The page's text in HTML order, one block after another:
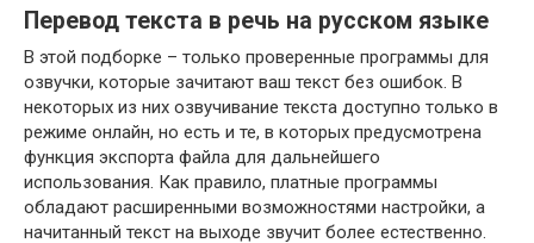
Перевод текста в речь на русском языке
В этой подборке – только проверенные программы для
озвучки, которые зачитают ваш текст без ошибок. В
некоторых из них озвучивание текста доступно только в
режиме онлайн, но есть и те, в которых предусмотрена
функция экспорта файла для дальнейшего
использования. Как правило, платные программы
обладают расширенными возможностями настройки, а
начитанный текст на выходе звучит более естественно.